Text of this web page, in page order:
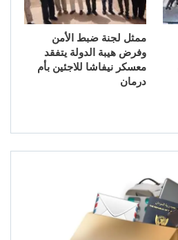
ممثل لجنة ضبط الأمن
وفرض هيبة الدولة يتفقد
معسكر نيفاشا للاجئين بأم
درمان